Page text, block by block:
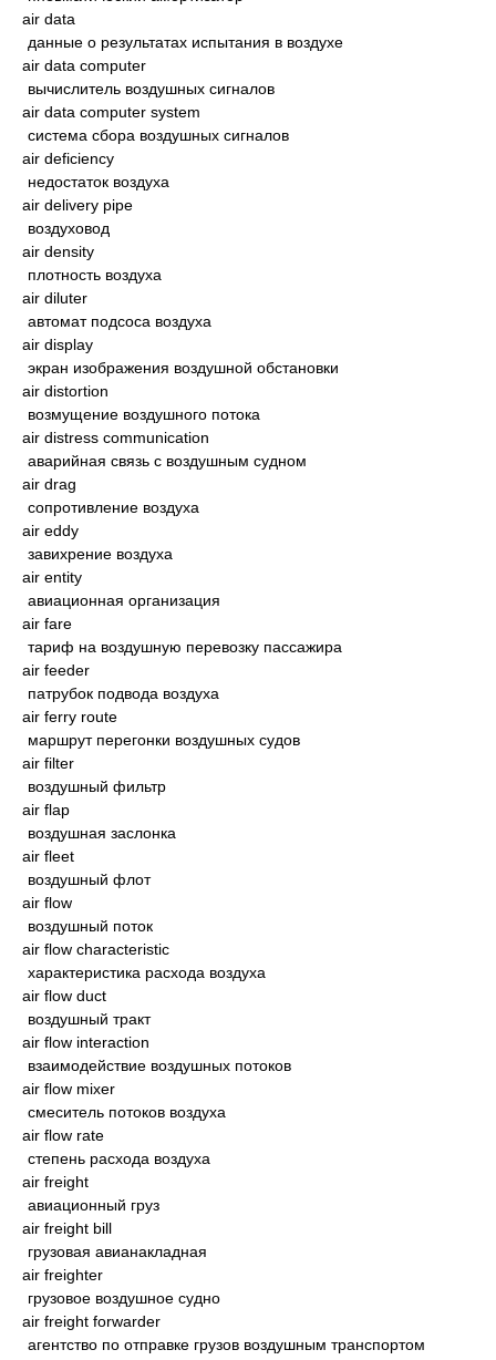
air data
данные о результатах испытания в воздухе
air data computer
вычислитель воздушных сигналов
air data computer system
система сбора воздушных сигналов
air deficiency
недостаток воздуха
air delivery pipe
воздуховод
air density
плотность воздуха
air diluter
автомат подсоса воздуха
air display
экран изображения воздушной обстановки
air distortion
возмущение воздушного потока
air distress communication
аварийная связь с воздушным судном
air drag
сопротивление воздуха
air eddy
завихрение воздуха
air entity
авиационная организация
air fare
тариф на воздушную перевозку пассажира
air feeder
патрубок подвода воздуха
air ferry route
маршрут перегонки воздушных судов
air filter
воздушный фильтр
air flap
воздушная заслонка
air fleet
воздушный флот
air flow
воздушный поток
air flow characteristic
характеристика расхода воздуха
air flow duct
воздушный тракт
air flow interaction
взаимодействие воздушных потоков
air flow mixer
смеситель потоков воздуха
air flow rate
степень расхода воздуха
air freight
авиационный груз
air freight bill
грузовая авианакладная
air freighter
грузовое воздушное судно
air freight forwarder
агентство по отправке грузов воздушным транспортом